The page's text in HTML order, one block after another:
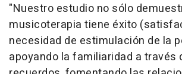
"Nuestro estudio no sólo
musicoterapia tiene éxito
necesidad de estimulación de la
apoyando la familiaridad a través